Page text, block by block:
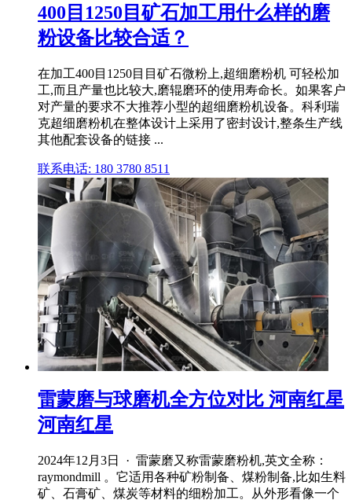
400目1250目矿石加工用什么样的磨
粉设备比较合适？
在加工400目1250目目矿石微粉上,超细磨粉机 可轻松加
工,而且产量也比较大,磨辊磨环的使用寿命长。如果客户
对产量的要求不大推荐小型的超细磨粉机设备。科利瑞
克超细磨粉机在整体设计上采用了密封设计,整条生产线
其他配套设备的链接 ...
联系电话: 180 3780 8511
雷蒙磨与球磨机全方位对比 河南红星
河南红星
2024年12月3日 · 雷蒙磨又称雷蒙磨粉机,英文全称：
raymondmill 。它适用各种矿粉制备、煤粉制备,比如生料
矿、石膏矿、煤炭等材料的细粉加工。从外形看像一个